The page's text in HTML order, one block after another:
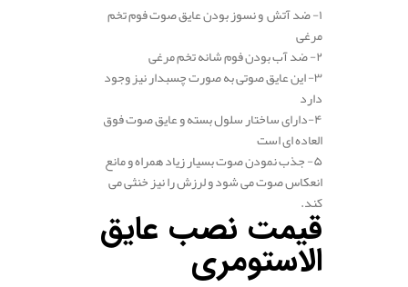
۱- ضد آتش و نسوز بودن عایق صوت فوم تخم
مرغی
۲- ضد آب بودن فوم شانه تخم مرغی
۳- این عایق صوتی به صورت چسبدار نیز وجود
دارد
۴-دارای ساختار سلول بسته و عایق صوت فوق
العاده ای است
۵- جذب نمودن صوت بسیار زیاد همراه و مانع
انعکاس صوت می شود و لرزش را نیز خنثی می
کند.
قیمت نصب عایق
الاستومری